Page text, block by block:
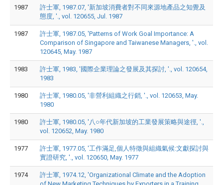
1987
許士軍, 1987.07, '新加坡消費者對不同來源地產品之知覺及
態度, '., vol. 120655, Jul. 1987
1987
許士軍, 1987.05, 'Patterns of Work Goal Importance: A
Comparison of Singapore and Taiwanese Managers, '., vol.
120645, May. 1987
1983
許士軍, 1983, '國際企業理論之發展及其探討, '., vol. 120654,
1983
1980
許士軍, 1980.05, '非營利組織之行銷, '., vol. 120653, May.
1980
1980
許士軍, 1980.05, '八○年代新加坡的工業發展策略與途徑, '.,
vol. 120652, May. 1980
1977
許士軍, 1977.05, '工作滿足,個人特徵與組織氣候:文獻探討與
實證研究, '., vol. 120650, May. 1977
1974
許士軍, 1974.12, 'Organizational Climate and the Adoption